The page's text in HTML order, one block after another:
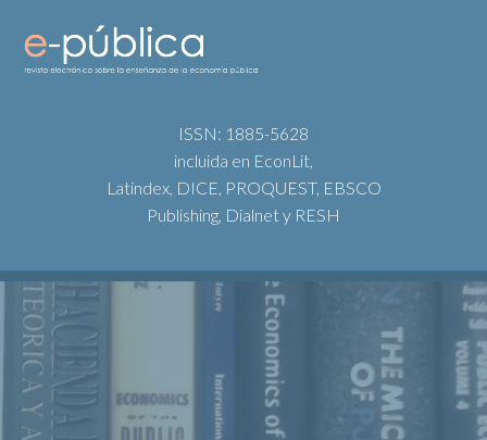
ISSN: 1885-5628
incluida en EconLit,
Latindex, DICE, PROQUEST, EBSCO
Publishing, Dialnet y RESH